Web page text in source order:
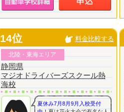
14位 料金比較する
北陸・東海エリア
静岡県
マジオドライバーズスクール熱
海校
夏休み7月8月9月入校受付